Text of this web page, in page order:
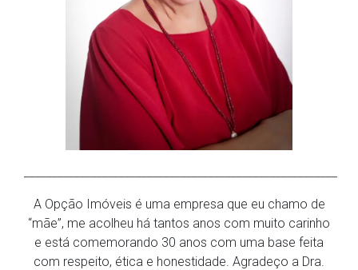
A Opção Imóveis é uma empresa que eu chamo de
“mãe”, me acolheu há tantos anos com muito carinho
e está comemorando 30 anos com uma base feita
com respeito, ética e honestidade. Agradeço a Dra.